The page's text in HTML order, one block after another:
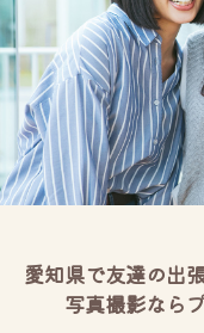
愛知県で友達の出
写真撮影なら